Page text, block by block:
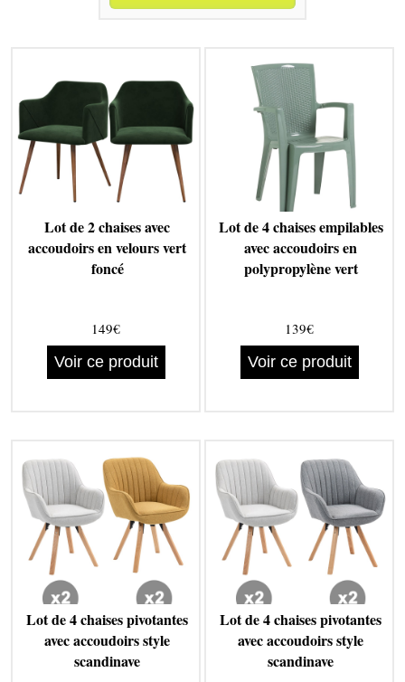
Lot de 2 chaises avec
accoudoirs en velours vert
foncé
149€
Voir ce produit
Lot de 4 chaises empilables
avec accoudoirs en
polypropylène vert
139€
Voir ce produit
Lot de 4 chaises pivotantes
avec accoudoirs style
scandinave
Lot de 4 chaises pivotantes
avec accoudoirs style
scandinave